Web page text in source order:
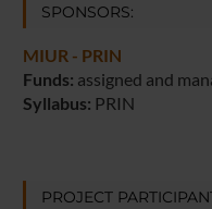
SPONSORS:
MIUR - PRIN
Funds: assigned and
Syllabus: PRIN
PROJECT